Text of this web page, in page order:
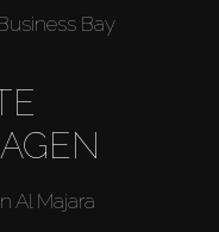
Bay
Al Majara